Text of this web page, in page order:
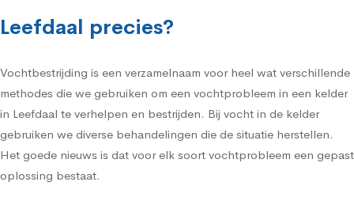
Leefdaal precies?
Vochtbestrijding is een verzamelnaam voor heel wat verschillende
methodes die we gebruiken om een vochtprobleem in een kelder
in Leefdaal te verhelpen en bestrijden. Bij vocht in de kelder
gebruiken we diverse behandelingen die de situatie herstellen.
Het goede nieuws is dat voor elk soort vochtprobleem een gepast
oplossing bestaat.